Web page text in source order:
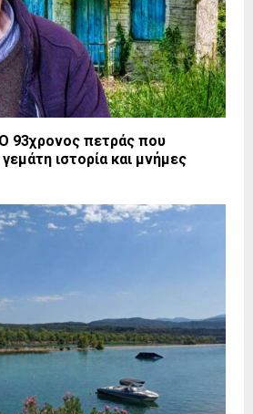
93χρονος πετράς που
ιστορία και μνήμες